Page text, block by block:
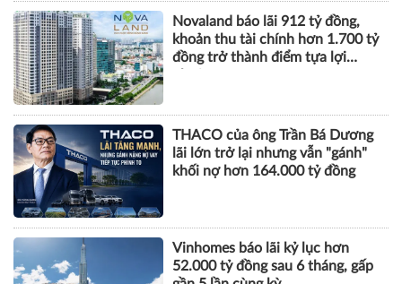
Novaland báo lãi 912 tỷ đồng,
khoản thu tài chính hơn 1.700 tỷ
đồng trở thành điểm tựa lợi
THACO của ông Trần Bá Dương
lãi lớn trở lại nhưng vẫn "gánh"
khối nợ hơn 164.000 tỷ đồng
Vinhomes báo lãi kỷ lục hơn
52.000 tỷ đồng sau 6 tháng, gấp